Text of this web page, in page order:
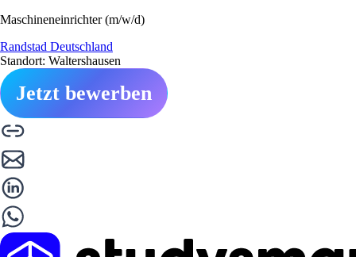
Maschineneinrichter (m/w/d)
Randstad Deutschland
Standort: Waltershausen
Jetzt bewerben